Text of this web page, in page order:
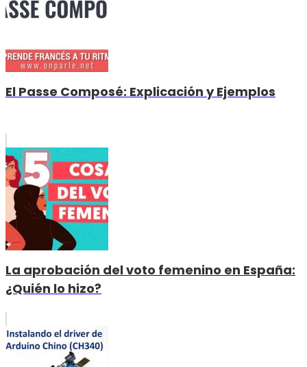
El Passe Composé: Explicación y Ejemplos
La aprobación del voto femenino en España:
¿Quién lo hizo?